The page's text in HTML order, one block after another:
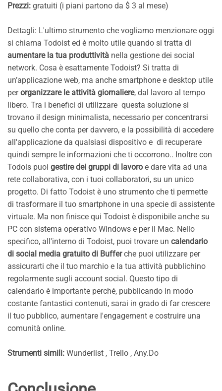
Prezzi: gratuiti (i piani partono da $ 3 al mese)
Dettagli: L'ultimo strumento che vogliamo menzionare oggi
si chiama Todoist ed è molto utile quando si tratta di
aumentare la tua produttività nella gestione dei social
network. Cosa è esattamente Todoist? Si tratta di
un’applicazione web, ma anche smartphone e desktop utile
perorganizzare le attività giornaliere, dal lavoro al tempo
libero. Tra i benefici di utilizzare questa soluzione si
trovano il design minimalista, necessario per concentrarsi
su quello che conta per davvero, e la possibilità di accedere
all'applicazione da qualsiasi dispositivo e di recuperare
quindi sempre le informazioni che ti occorrono.. Inoltre con
Todois puoi gestire dei gruppi di lavoro e dare vita ad una
rete collaborativa, con i tuoi collaboratori, su un unico
progetto. Di fatto Todoist è uno strumento che ti permette
di trasformare il tuo smartphone in una specie di assistente
virtuale. Ma non finisce qui Todoist è disponibile anche su
PC con sistema operativo Windows e per il Mac. Nello
specifico, all'interno di Todoist, puoi trovare un calendario
di social media gratuito di Bufferche puoi utilizzare per
assicurarti che il tuo marchio e la tua attività pubblichino
regolarmente sugli account social. Questo tipo di
calendario è importante perché, pubblicando in modo
costante fantastici contenuti, sarai in grado di far crescere
il tuo pubblico, aumentare l'engagement e costruire una
comunità online.
Strumenti simili: Wunderlist , Trello , Any.Do